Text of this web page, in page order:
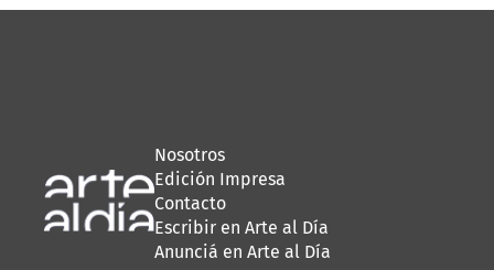
Nosotros
Edición Impresa
Contacto
Escribir en Arte al Día
Anunciá en Arte al Día